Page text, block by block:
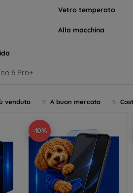
Vetro temperato
Alla macchina
6 Pro+
venduto A buon mercato
-10%